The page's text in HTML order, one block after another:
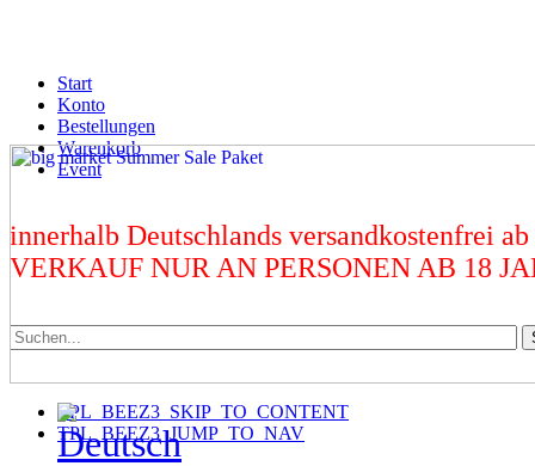
Start
Konto
Bestellungen
Warenkorb
Event
innerhalb Deutschlands versandkostenfrei
VERKAUF NUR AN PERSONEN AB 18
TPL_BEEZ3_SKIP_TO_CONTENT
TPL_BEEZ3_JUMP_TO_NAV